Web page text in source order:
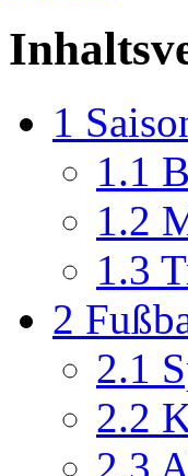
1
1.1
1.2
1.3
2
2.1
2.2
2.3